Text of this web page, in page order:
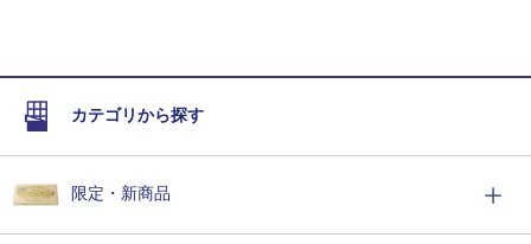
カテゴリから探す
限定・新商品